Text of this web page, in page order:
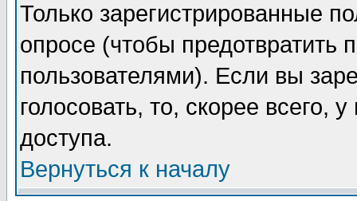
Только зарегистрированные
опросе (чтобы предотвратить
пользователями). Если вы
голосовать, то, скорее всего,
доступа.
Вернуться к началу